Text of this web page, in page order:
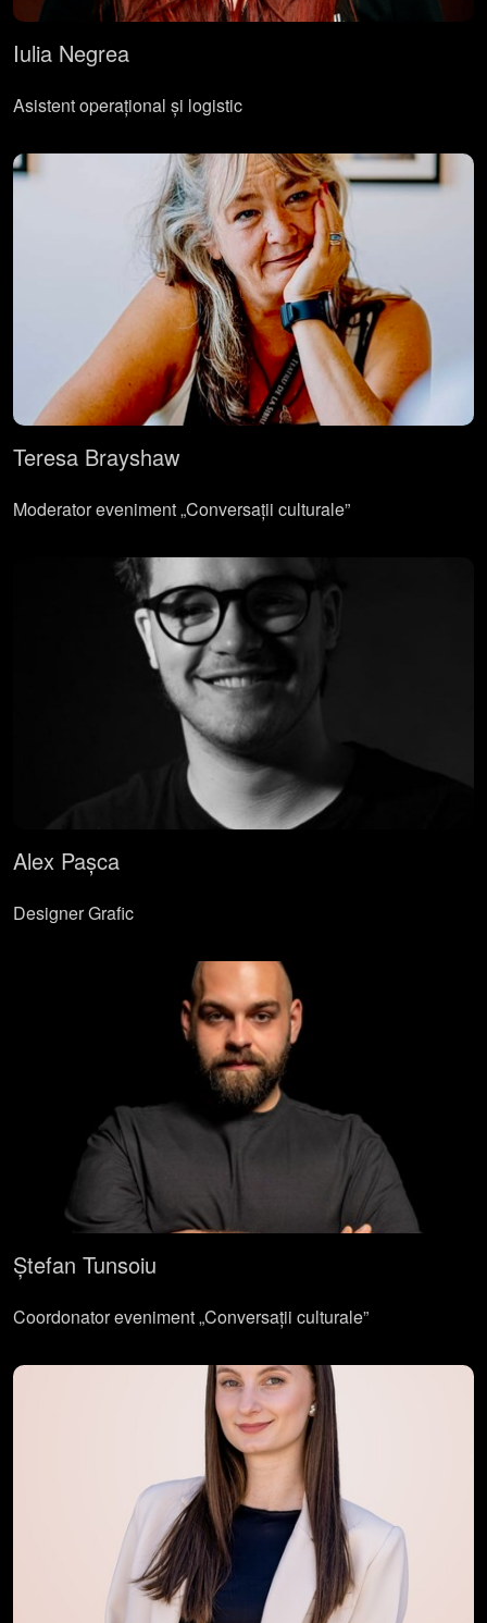
Iulia Negrea
Asistent operațional și logistic
Teresa Brayshaw
Moderator eveniment „Conversații culturale”
Alex Pașca
Designer Grafic
Ștefan Tunsoiu
Coordonator eveniment „Conversații culturale”